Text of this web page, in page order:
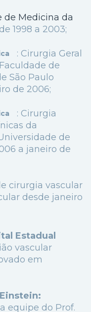
de Medicina da
de1998 a 2003;
: Cirurgia Geral
de
São Paulo
de 2006;
: Cirurgia
da
de
a janeiro de
cirurgia vascular
desde janeiro
Estadual
vascular
em
equipe do Prof.